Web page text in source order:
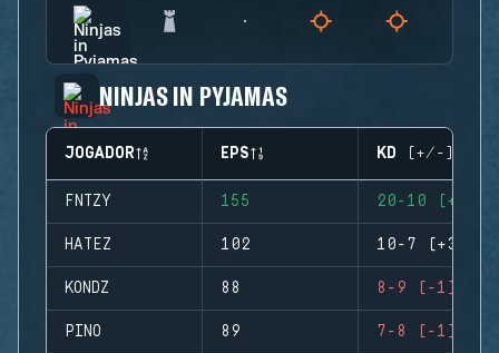
NINJAS IN PYJAMAS
JOGADOR EPS KD (+/-)
FNTZY 155 20-10 (+10)
HATEZ 102 10-7 (+3)
KONDZ 88 8-9 (-1)
PINO 89 7-8 (-1)